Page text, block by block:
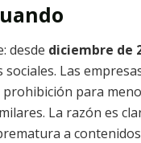
desde diciembre de
sociales. Las
prohibición para
La razón es
a